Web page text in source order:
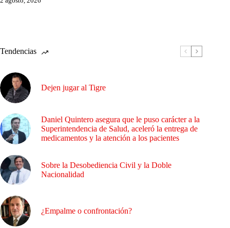
Tendencias
Dejen jugar al Tigre
Daniel Quintero asegura que le puso carácter a la
Superintendencia de Salud, aceleró la entrega de
medicamentos y la atención a los pacientes
Sobre la Desobediencia Civil y la Doble
Nacionalidad
¿Empalme o confrontación?